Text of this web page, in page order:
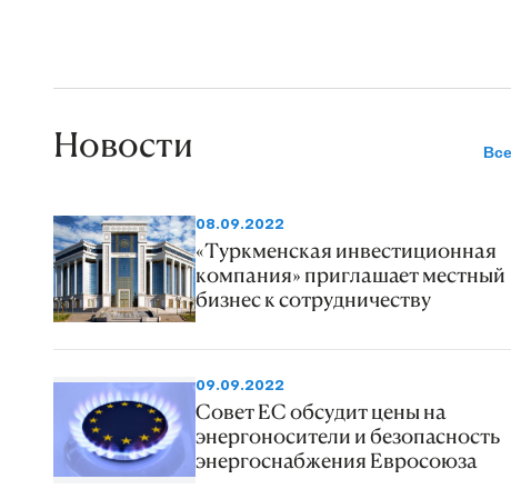
Новости Все
08.09.2022
«Туркменская инвестиционная
компания» приглашает местный
бизнес к сотрудничеству
09.09.2022
Совет ЕС обсудит цены на
энергоносители и безопасность
энергоснабжения Евросоюза